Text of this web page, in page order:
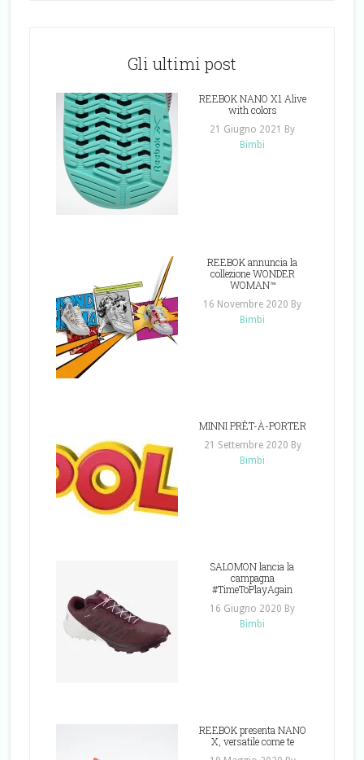
Gli ultimi post
REEBOK NANO X1 Alive
with colors
21 Giugno 2021
By
Bimbi
REEBOK annuncia la
collezione WONDER
WOMAN™
16 Novembre 2020 By
Bimbi
MINNI PRÊT-À-PORTER
21 Settembre 2020 By
Bimbi
SALOMON lancia la
campagna
#TimeToPlayAgain
16 Giugno 2020 By
Bimbi
REEBOK presenta NANO
X, versatile come te